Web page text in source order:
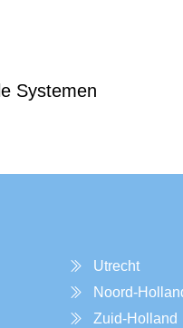
Systemen
Utrecht
Noord-
Zuid-Holland